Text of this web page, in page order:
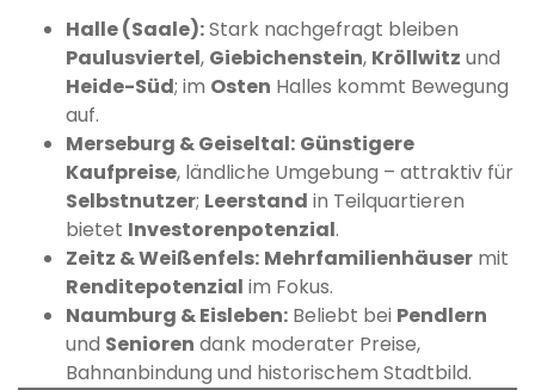
Halle (Saale):Stark nachgefragt bleiben
Paulusviertel, Giebichenstein, Kröllwitz und
Heide-Süd; im Osten Halles kommt Bewegung
auf.
Merseburg & Geiseltal: Günstigere
Kaufpreise, ländliche Umgebung – attraktiv für
Selbstnutzer; Leerstand in Teilquartieren
bietet Investorenpotenzial.
Zeitz & Weißenfels: Mehrfamilienhäuser mit
Renditepotenzial im Fokus.
Naumburg & Eisleben: Beliebt bei Pendlern
und Senioren dank moderater Preise,
Bahnanbindung und historischem Stadtbild.